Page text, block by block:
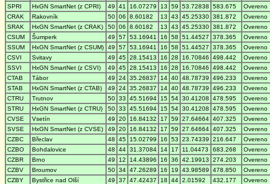
SPRI
HxGN SmartNet (z CPRI) 49 41 16.07279 13 59 53.72838 583.675
Overeno
CRAK
Rakovník 50 06 8.60182 13 43 45.25330 381.872
Overeno
SRAK
HxGN SmartNet (z CRAK) 50 06 8.60182 13 43 45.25330 381.872
Overeno
CSUM
Šumperk 49 57 53.16941 16 58 51.44527 378.365
Overeno
SSUM
HxGN SmartNet (z CSUM) 49 57 53.16941 16 58 51.44527 378.365
Overeno
CSVI
Svitavy 49 45 28.15413 16 28 16.70846 498.442
Overeno
SSVI
HxGN SmartNet (z CSVI) 49 45 28.15413 16 28 16.70846 498.442
Overeno
CTAB
Tábor 49 24 35.26837 14 40 48.78739 496.233
Overeno
STAB
HxGN SmartNet (z CTAB) 49 24 35.26837 14 40 48.78739 496.233
Overeno
CTRU
Trutnov 50 33 45.51694 15 54 30.41208 478.595
Overeno
STRU
HxGN SmartNet (z CTRU) 50 33 45.51694 15 54 30.41208 478.595
Overeno
CVSE
Vsetín 49 20 16.84132 17 59 27.64664 407.325
Overeno
SVSE
HxGN SmartNet (z CVSE) 49 20 16.84132 17 59 27.64664 407.325
Overeno
CZBC
Břeclav 48 45 15.02799 16 53 23.74339 216.647
Overeno
CZBO
Bohdalovice 48 44 31.37084 14 17 11.04473 683.268
Overeno
CZBR
Brno 49 12 14.43896 16 36 42.19913 274.203
Overeno
CZBV
Broumov 50 34 47.26289 16 19 43.98589 478.850
Overeno
CZBY
Bystřice nad Olší 49 37 47.42437 18 44 2.01592 432.177
Overeno